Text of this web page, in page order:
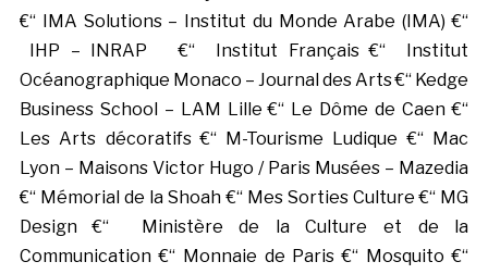
€“ IMA Solutions – Institut du Monde Arabe (IMA) €“
IHP – INRAP €“ Institut Français €“ Institut
Océanographique Monaco – Journal des Arts €“ Kedge
Business School – LAM Lille €“ Le Dôme de Caen €“
Les Arts décoratifs €“ M-Tourisme Ludique €“ Mac
Lyon – Maisons Victor Hugo / Paris Musées – Mazedia
€“ Mémorial de la Shoah €“ Mes Sorties Culture €“ MG
Design €“ Ministère de la Culture et de la
Communication €“ Monnaie de Paris €“ Mosquito €“